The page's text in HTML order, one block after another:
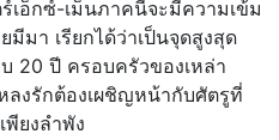
เอ็กซ์-เม็นภาคนี้จะมีความเข้ม
มา เรียกได้ว่าเป็นจุดสูงสุด
20 ปี ครอบครัวของเหล่า
ลงรักต้องเผชิญหน้ากับศัตรูที่
พียงลำพัง